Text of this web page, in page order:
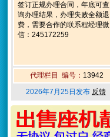
签订正规办理合同，年底可查
询办理结果，办理失败全额退
费，需要合作的联系程经理微
信：245172259
代理栏目 编号： 13942
2026年7月25日发布 反馈